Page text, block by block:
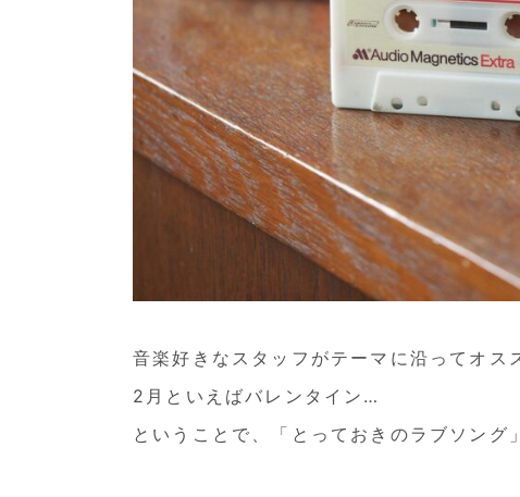
音楽好きなスタッフがテーマに沿ってオス
2月といえばバレンタイン…
ということで、「とっておきのラブソング